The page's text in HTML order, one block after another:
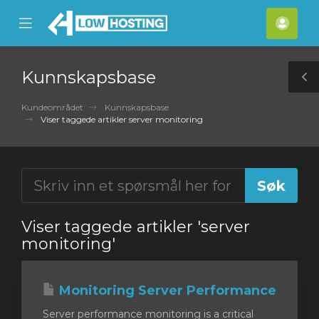
Mobile
Menu
Kunnskapsbase
Kundeområdet
Kunnskapsbase
Viser taggede artikler server monitoring
Viser taggede artikler 'server
monitoring'
Monitoring Server Performance
Server performance monitoring is a critical